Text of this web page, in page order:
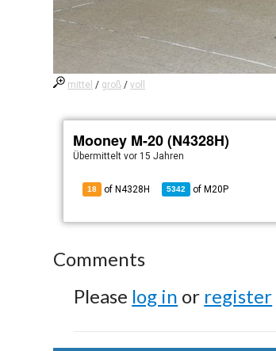
mittel / groß /voll
Mooney M-20 (N4328H)
Übermitteltvor 15 Jahren
18 of N4328H 5342 of M20P
Comments
Please log in or register